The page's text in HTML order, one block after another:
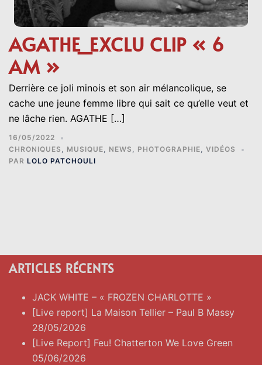
AGATHE_EXCLU CLIP « 6
AM »
Derrière ce joli minois et son air mélancolique, se
cache une jeune femme libre qui sait ce qu’elle veut et
ne lâche rien. AGATHE […]
16/05/2022
CHRONIQUES , MUSIQUE, NEWS , PHOTOGRAPHIE, VIDÉOS
PAR LOLO PATCHOULI
ARTICLES RÉCENTS
JACK WHITE – « FROZEN CHARLOTTE »
[Live report] La Maison Tellier – Paul B Massy
28/05/2026
[Live Report] Feu! Chatterton We Love Green
05/06/2026